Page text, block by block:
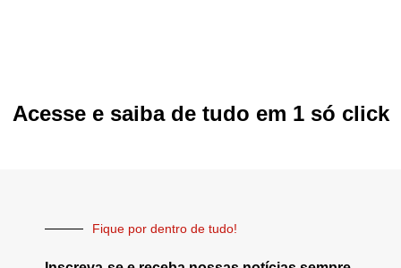
Acesse e saiba de tudo em 1 só click
Fique por dentro de tudo!